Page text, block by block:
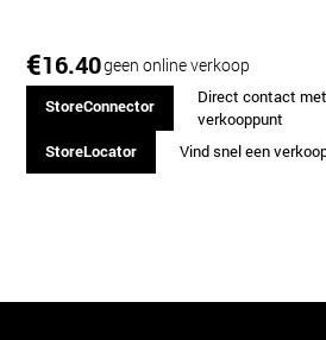
€16.40geen online verkoop
StoreConnector
Direct contact
verkooppunt
StoreLocator
Vind snel een